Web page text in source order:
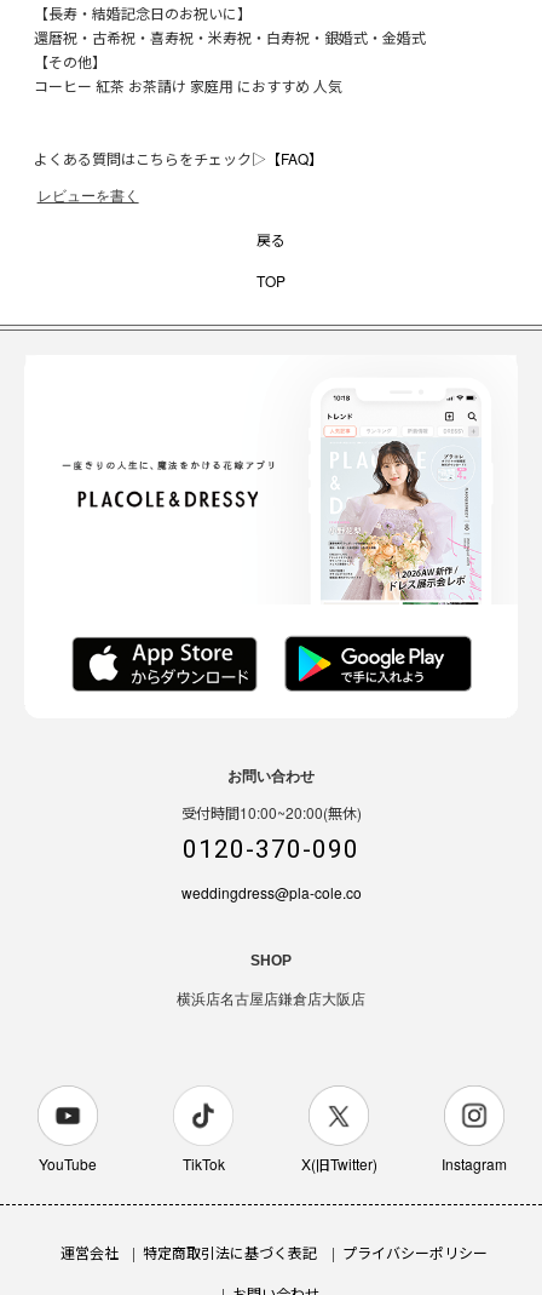
【長寿・結婚記念日のお祝いに】
還暦祝・古希祝・喜寿祝・米寿祝・白寿祝・銀婚式・金婚式
【その他】
コーヒー 紅茶 お茶請け 家庭用 におすすめ 人気
よくある質問はこちらをチェック▷ 【FAQ】
レビューを書く
戻る
TOP
お問い合わせ
受付時間10:00~20:00(無休)
0120-370-090
weddingdress@pla-cole.co
SHOP
横浜店名古屋店鎌倉店大阪店
YouTube TikTok X(旧Twitter) Instagram
運営会社 特定商取引法に基づく表記
プライバシーポリシー